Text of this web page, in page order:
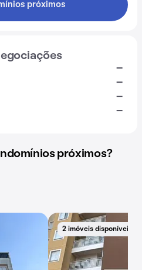
próximos
-
-
-
-
próximos?
2 imóveis disponíveis